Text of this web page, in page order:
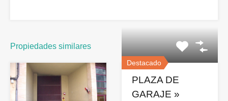
Propiedades similares
Destacado
PLAZA DE
GARAJE »